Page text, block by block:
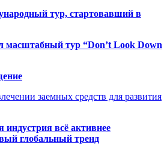
тур, стартовавший в
масштабный тур “Don’t Look Down
заемных средств для развития
всё активнее
глобальный тренд